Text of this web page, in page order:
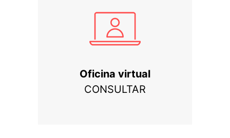
Oficina virtual
CONSULTAR